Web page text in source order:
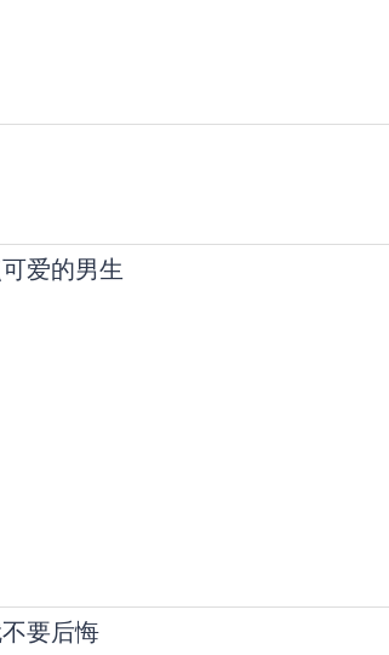
爱的男生
要后悔